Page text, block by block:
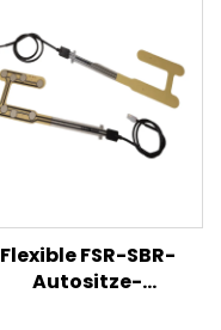
Flexible FSR-SBR-
Autositze-